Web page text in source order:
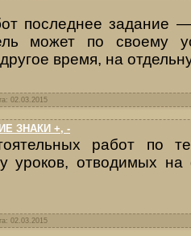
последнее задание
может по своему
время, на
02.03.2015
ЗНАКИ +, -
работ по
уроков, отводимых
02.03.2015